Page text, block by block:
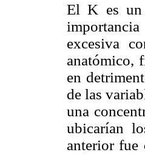
El K es un
excesiva
anatómico,
en
de las
una
ubicarían
anterior fue